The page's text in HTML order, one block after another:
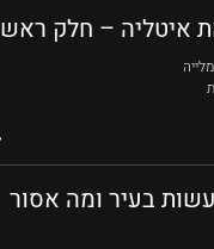
איטליה – חלק
בעיר ומה אסור